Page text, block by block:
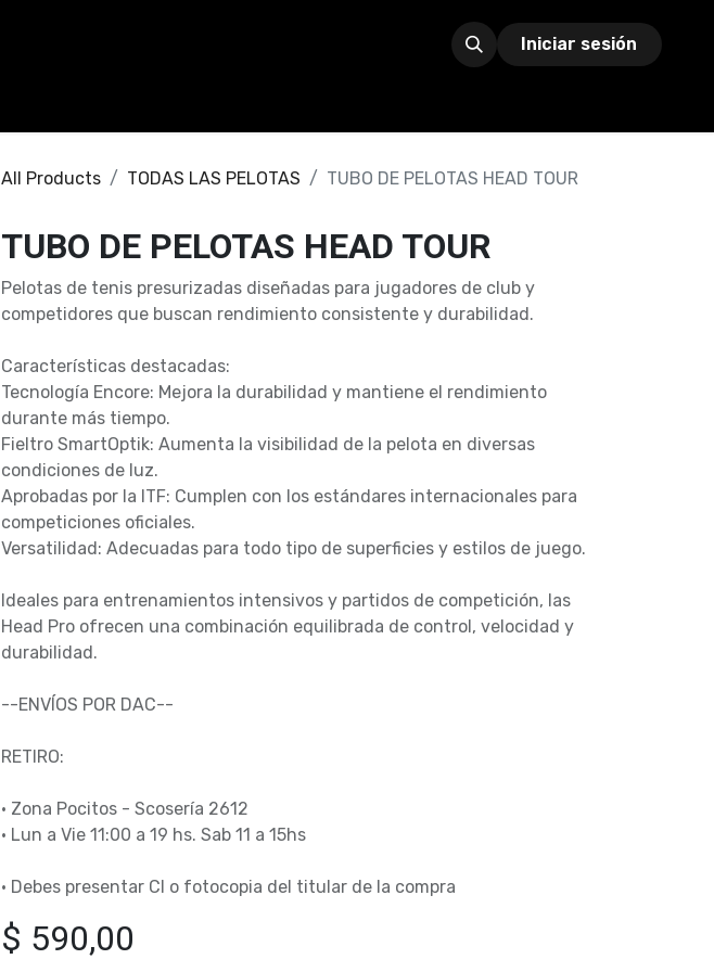
Iniciar sesión
All Products TODAS LAS PELOTAS TUBO DE PELOTAS HEAD TOUR
TUBO DE PELOTAS HEAD TOUR
Pelotas de tenis presurizadas diseñadas para jugadores de club y
competidores que buscan rendimiento consistente y durabilidad.
Características destacadas:
Tecnología Encore: Mejora la durabilidad y mantiene el rendimiento
durante más tiempo.
Fieltro SmartOptik: Aumenta la visibilidad de la pelota en diversas
condiciones de luz.
Aprobadas por la ITF: Cumplen con los estándares internacionales para
competiciones oficiales.
Versatilidad: Adecuadas para todo tipo de superficies y estilos de juego.
Ideales para entrenamientos intensivos y partidos de competición, las
Head Pro ofrecen una combinación equilibrada de control, velocidad y
durabilidad.
--ENVÍOS POR DAC--
RETIRO:
• Zona Pocitos - Scosería 2612
• Lun a Vie 11:00 a 19 hs. Sab 11 a 15hs
• Debes presentar CI o fotocopia del titular de la compra
$ 590,00